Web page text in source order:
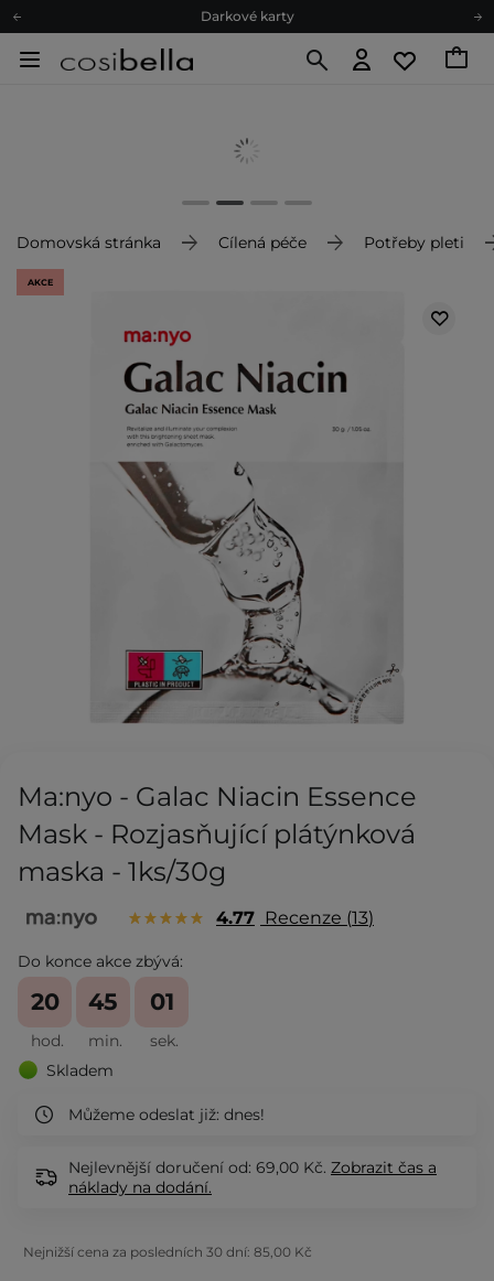
Darkové karty
Darkové karty
Domovská stránka Cílená péče Potřeby pleti
AKCE
Ma:nyo - Galac Niacin Essence
Mask - Rozjasňující plátýnková
maska - 1ks/30g
4.77 Recenze 13
Do konce akce zbývá:
hod.
20
min.
45
sek.
01
Skladem
Můžeme odeslat již: dnes!
Nejlevnější doručení od: 69,00 Kč. Zobrazit čas a
náklady na dodání.
Nejnižší cena za posledních 30 dní: 85,00 Kč